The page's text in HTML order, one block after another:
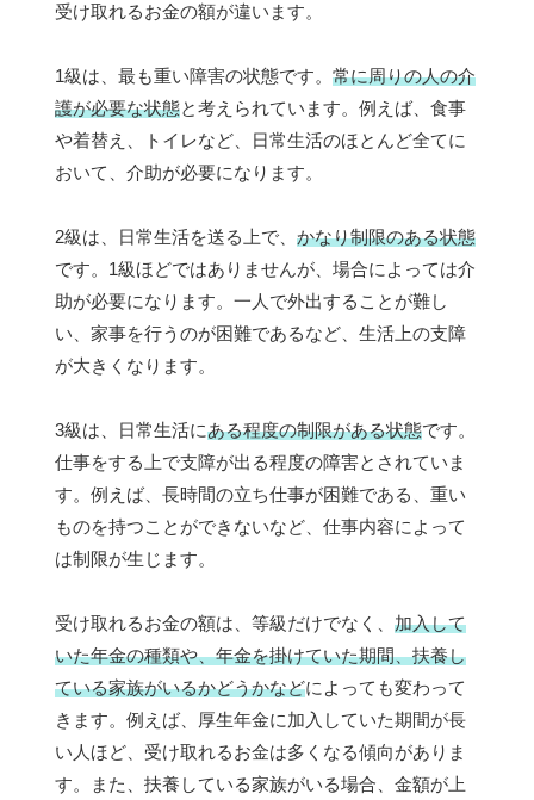
受け取れるお金の額が違います。
1級は、最も重い障害の状態です。 常に周りの人の介
護が必要な状態と考えられています。例えば、食事
や着替え、トイレなど、日常生活のほとんど全てに
おいて、介助が必要になります。
2級は、日常生活を送る上で、 かなり制限のある状態
です。1級ほどではありませんが、場合によっては介
助が必要になります。一人で外出することが難し
い、家事を行うのが困難であるなど、生活上の支障
が大きくなります。
3級は、日常生活にある程度の制限がある状態です。
仕事をする上で支障が出る程度の障害とされていま
す。例えば、長時間の立ち仕事が困難である、重い
ものを持つことができないなど、仕事内容によって
は制限が生じます。
受け取れるお金の額は、等級だけでなく、 加入して
いた年金の種類や、年金を掛けていた期間、扶養し
ている家族がいるかどうかなどによっても変わって
きます。例えば、厚生年金に加入していた期間が長
い人ほど、受け取れるお金は多くなる傾向がありま
す。また、扶養している家族がいる場合、金額が上